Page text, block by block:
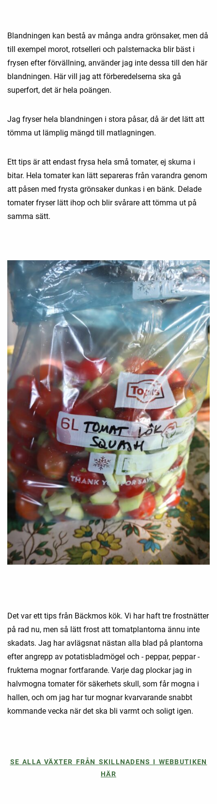
Blandningen kan bestå av många andra grönsaker, men då
till exempel morot, rotselleri och palsternacka blir bäst i
frysen efter förvällning, använder jag inte dessa till den här
blandningen. Här vill jag att förberedelserna ska gå
superfort, det är hela poängen.
Jag fryser hela blandningen i stora påsar, då är det lätt att
tömma ut lämplig mängd till matlagningen.
Ett tips är att endast frysa hela små tomater, ej skurna i
bitar. Hela tomater kan lätt separeras från varandra genom
att påsen med frysta grönsaker dunkas i en bänk. Delade
tomater fryser lätt ihop och blir svårare att tömma ut på
samma sätt.
Det var ett tips från Bäckmos kök. Vi har haft tre frostnätter
på rad nu, men så lätt frost att tomatplantorna ännu inte
skadats. Jag har avlägsnat nästan alla blad på plantorna
efter angrepp av potatisbladmögel och - peppar, peppar -
frukterna mognar fortfarande. Varje dag plockar jag in
halvmogna tomater för säkerhets skull, som får mogna i
hallen, och om jag har tur mognar kvarvarande snabbt
kommande vecka när det ska bli varmt och soligt igen.
SE ALLA VÄXTER FRÅN SKILLNADENS I WEBBUTIKEN
HÄR